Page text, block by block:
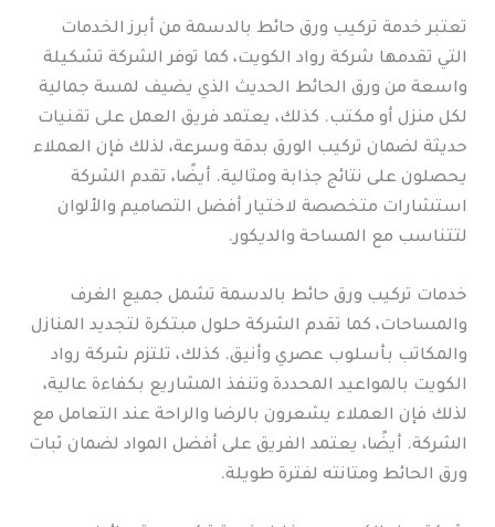
تعتبر خدمة تركيب ورق حائط بالدسمة من أبرز الخدمات
التي تقدمها شركة رواد الكويت، كما توفر الشركة تشكيلة
واسعة من ورق الحائط الحديث الذي يضيف لمسة جمالية
لكل منزل أو مكتب. كذلك، يعتمد فريق العمل على تقنيات
حديثة لضمان تركيب الورق بدقة وسرعة، لذلك فإن العملاء
يحصلون على نتائج جذابة ومثالية. أيضًا، تقدم الشركة
استشارات متخصصة لاختيار أفضل التصاميم والألوان
لتتناسب مع المساحة والديكور.
خدمات تركيب ورق حائط بالدسمة تشمل جميع الغرف
والمساحات، كما تقدم الشركة حلول مبتكرة لتجديد المنازل
والمكاتب بأسلوب عصري وأنيق. كذلك، تلتزم شركة رواد
الكويت بالمواعيد المحددة وتنفذ المشاريع بكفاءة عالية،
لذلك فإن العملاء يشعرون بالرضا والراحة عند التعامل مع
الشركة. أيضًا، يعتمد الفريق على أفضل المواد لضمان ثبات
ورق الحائط ومتانته لفترة طويلة.